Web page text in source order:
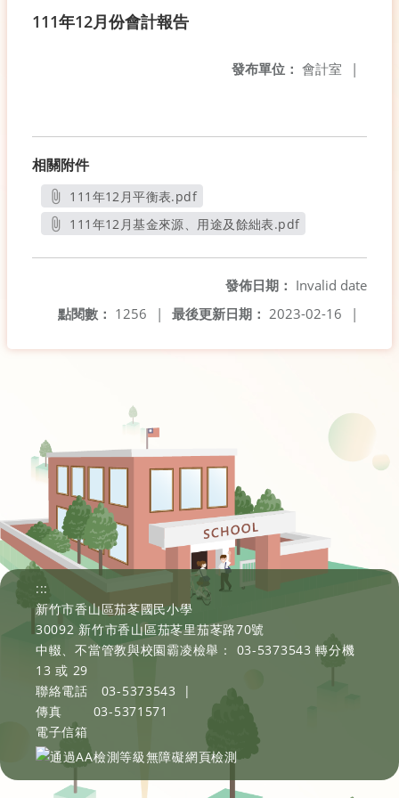
111年12月份會計報告
發布單位： 會計室 |
相關附件
111年12月平衡表.pdf
另開新視窗
111年12月基金來源、用途及餘絀表.pdf
發佈日期： Invalid date
最後更新日期： 2023-02-16 |
點閱數： 1256 |
:::
新竹市香山區茄苳國民小學
30092 新竹市香山區茄苳里茄苳路70號
中輟、不當管教與校園霸凌檢舉： 03-5373543 轉分機
13 或 29
聯絡電話
03-5373543
|
傳真
03-5371571
電子信箱